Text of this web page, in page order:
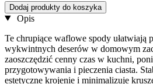
Dodaj produkty do koszyka
Opis
Te chrupiące waflowe spody ułatwiają
wykwintnych deserów w domowym
zaoszczędzić cenny czas w kuchni,
przygotowywania i pieczenia ciasta.
estetyczne krojenie i minimalizuje